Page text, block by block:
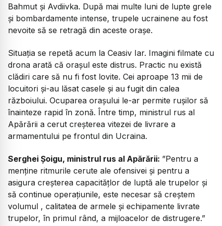
Bahmut și Avdiivka. După mai multe luni de lupte grele
și bombardamente intense, trupele ucrainene au fost
nevoite să se retragă din aceste orașe.
Situația se repetă acum la Ceasiv Iar. Imagini filmate cu
drona arată că orașul este distrus. Practic nu există
clădiri care să nu fi fost lovite. Cei aproape 13 mii de
locuitori și-au lăsat casele și au fugit din calea
războiului. Ocuparea orașului le-ar permite rușilor să
înainteze rapid în zonă. Între timp, ministrul rus al
Apărării a cerut creșterea vitezei de livrare a
armamentului pe frontul din Ucraina.
Serghei Șoigu, ministrul rus al Apărării: ”Pentru a
menține ritmurile cerute ale ofensivei și pentru a
asigura creșterea capacitățlor de luptă ale trupelor și
să continue operațiunile, este necesar să creștem
volumul , calitatea de armele și echipamente livrate
trupelor, în primul rând, a mijloacelor de distrugere.”